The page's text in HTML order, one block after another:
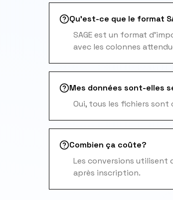
Qu'est-ce que le format
SAGE est un format
avec les colonnes
Mes données sont-elles
Oui, tous les fichiers
Combien ça coûte?
Les conversions utilisent
après inscription.